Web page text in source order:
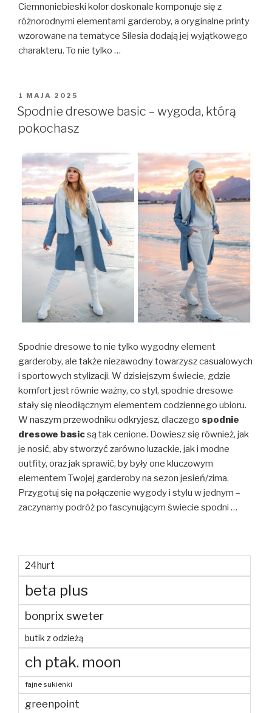
Ciemnoniebieski kolor doskonale komponuje się z
różnorodnymi elementami garderoby, a oryginalne printy
wzorowane na tematyce Silesia dodają jej wyjątkowego
charakteru. To nie tylko …
OPUBLIKOWANE
W
1 MAJA 2025
Spodnie dresowe basic – wygoda, którą
pokochasz
Spodnie dresowe to nie tylko wygodny element
garderoby, ale także niezawodny towarzysz casualowych
i sportowych stylizacji. W dzisiejszym świecie, gdzie
komfort jest równie ważny, co styl, spodnie dresowe
stały się nieodłącznym elementem codziennego ubioru.
W naszym przewodniku odkryjesz, dlaczego spodnie
dresowe basicsą tak cenione. Dowiesz się również, jak
je nosić, aby stworzyć zarówno luzackie, jak i modne
outfity, oraz jak sprawić, by były one kluczowym
elementem Twojej garderoby na sezon jesień/zima.
Przygotuj się na połączenie wygody i stylu w jednym –
zaczynamy podróż po fascynującym świecie spodni …
24hurt
beta plus
bonprix sweter
butik z odzieżą
ch ptak. moon
fajne sukienki
greenpoint